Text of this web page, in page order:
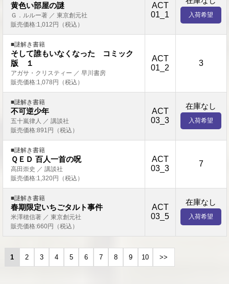
黄色い部屋の謎
Ｇ．ルルー著 ／ 東京創元社
販売価格:1,012円（税込）
ACT
01_1
入荷希望
■謎解き書籍
そして誰もいなくなった コミック
版 １
アガサ・クリスティー ／ 早川書房
販売価格:1,078円（税込）
ACT
01_2
3
■謎解き書籍
不可逆少年
五十嵐律人 ／ 講談社
販売価格:891円（税込）
ACT
03_3
在庫なし
入荷希望
■謎解き書籍
ＱＥＤ 百人一首の呪
高田崇史 ／ 講談社
販売価格:1,320円（税込）
ACT
03_3
7
■謎解き書籍
春期限定いちごタルト事件
米澤穂信著 ／ 東京創元社
販売価格:660円（税込）
ACT
03_5
在庫なし
入荷希望
1 2 3 4 5 6 7 8 9 10 >>